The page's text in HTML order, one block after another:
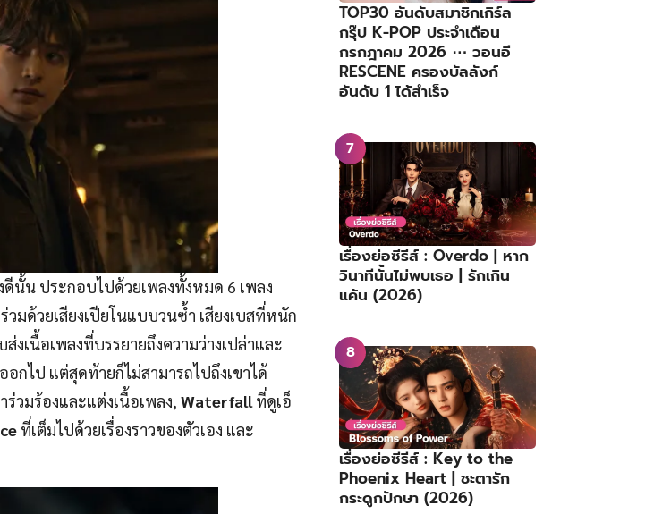
นั้น ประกอบไปด้วยเพลงทั้งหมด 6 เพลง
มด้วยเสียงเปียโนแบบวนซ้ำ เสียงเบสที่หนัก
เนื้อเพลงที่บรรยายถึงความว่างเปล่าและ
กไป แต่สุดท้ายก็ไม่สามารถไปถึงเขาได้
ร่วมร้องและแต่งเนื้อเพลง, Waterfallที่ดูเอ็
ที่เต็มไปด้วยเรื่องราวของตัวเอง และ
TOP30 อันดับสมาชิกเกิร์ล
กรุ๊ป K-POP ประจำเดือน
กรกฎาคม 2026 ⋯ วอนอี
RESCENE ครองบัลลังก์
อันดับ 1 ได้สำเร็จ
เรื่องย่อซีรีส์ : Overdo | หาก
วินาทีนั้นไม่พบเธอ | รักเกิน
แค้น (2026)
เรื่องย่อซีรีส์ : Key to the
Phoenix Heart | ชะตารัก
กระดูกปักษา (2026)